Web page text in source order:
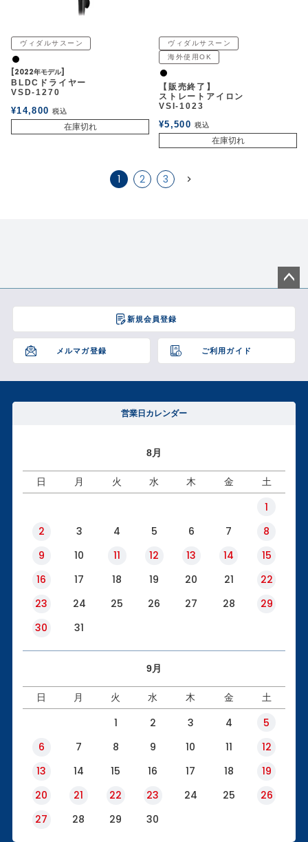
ヴィダルサスーン
黒
[2022年モデル]
BLDCドライヤー
VSD-1270
¥14,800 税込
在庫切れ
ヴィダルサスーン
海外使用OK
黒
【販売終了】
ストレートアイロン
VSI-1023
¥5,500 税込
在庫切れ
1 2 3
新規会員登録
メルマガ登録 ご利用ガイド
ジト
へ
営業日カレンダー
8月
日 月 火 水 木 金 土
1
2
3 4 5 6 7
8
9
10 11 12 13 14
15
16
17 18 19 20 21
22
23
24 25 26 27 28
29
30
31
9月
日 月 火 水 木 金 土
1 2 3 4
5
6
7 8 9 10 11
12
13
14 15 16 17 18
19
20
21 22 23 24 25
26
27
28 29 30